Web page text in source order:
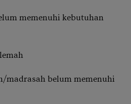
memenuhi kebutuhan
madrasah belum memenuhi